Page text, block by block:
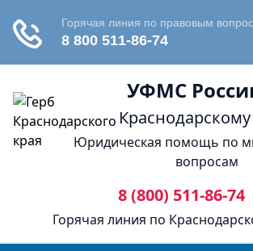
УФМС
Юридическая помощь по
вопросам
8 (800) 511-86-74
Горячая линия по